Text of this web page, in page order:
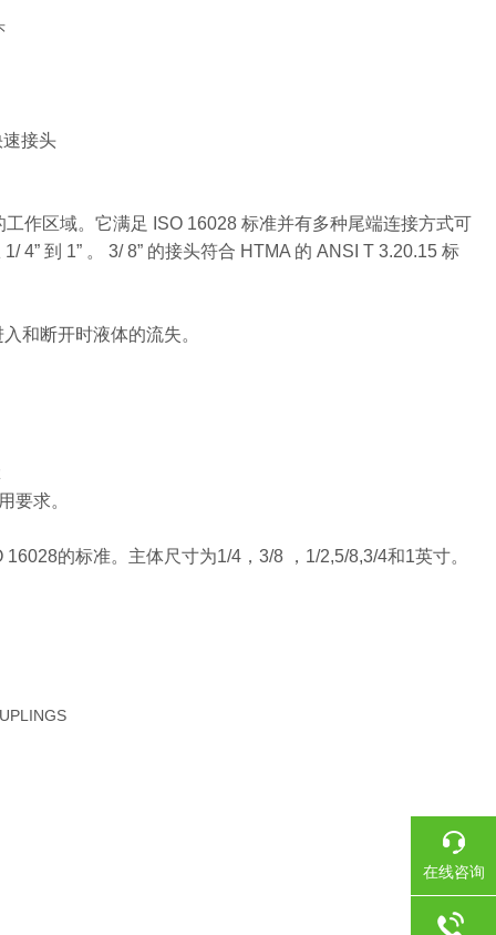
接头
作区域。它满足 ISO 16028 标准并有多种尾端连接方式可
4” 到 1” 。 3/ 8” 的接头符合 HTMA 的 ANSI T 3.20.15 标
和断开时液体的流失。
要求。
的标准。主体尺寸为1/4，3/8 ，1/2,5/8,3/4和1英寸。
在线咨询